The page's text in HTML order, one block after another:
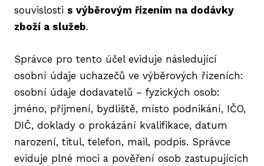
souvislosti s výběrovým řízením na dodávky
zboží a služeb.
Správce pro tento účel eviduje následující
osobní údaje uchazečů ve výběrových řízeních:
osobní údaje dodavatelů – fyzických osob:
jméno, příjmení, bydliště, místo podnikání, IČO,
DIČ, doklady o prokázání kvalifikace, datum
narození, titul, telefon, mail, podpis. Správce
eviduje plné moci a pověření osob zastupujících